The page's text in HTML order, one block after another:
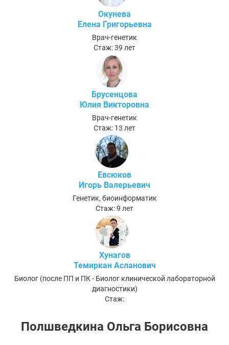
Окунева
Елена Григорьевна
Врач-генетик
Стаж: 39 лет
Брусенцова
Юлия Викторовна
Врач-генетик
Стаж: 13 лет
Евсюков
Игорь Валерьевич
Генетик, биоинформатик
Стаж: 9 лет
Хунагов
Темиркан Асланович
Биолог (после ПП и ПК - Биолог клинической лабораторной
диагностики)
Стаж:
Полшведкина Ольга Борисовна